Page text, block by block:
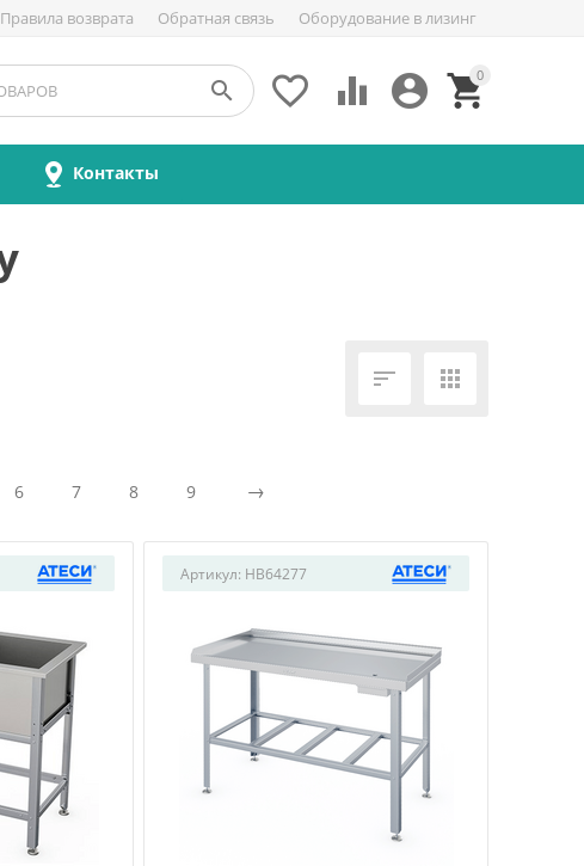
Правила возврата Обратная связь Оборудование в лизинг
0


 

Контакты
6 7 8 9
 
Артикул: HB64277